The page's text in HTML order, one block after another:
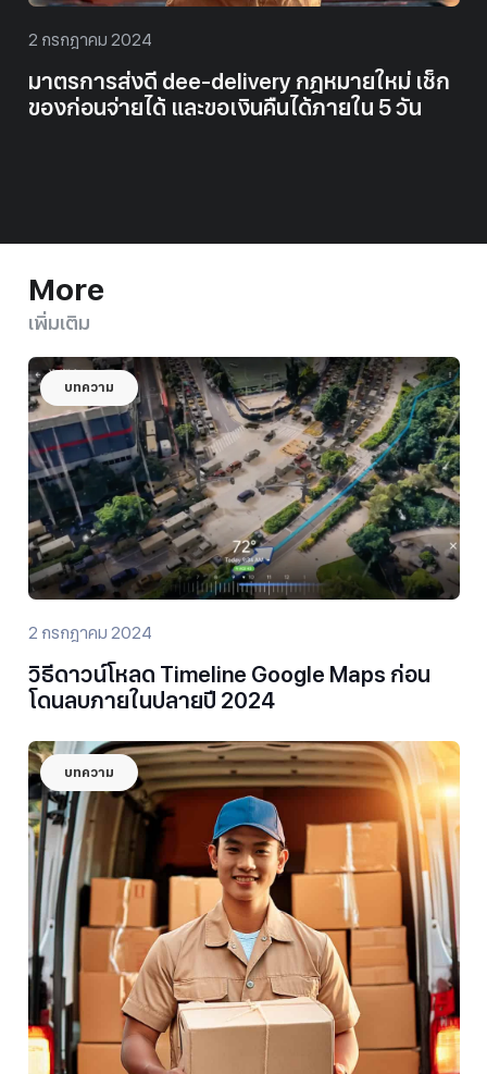
2 กรกฎาคม 2024
มาตรการส่งดี dee-delivery กฎหมายใหม่ เช็ก
ของก่อนจ่ายได้ และขอเงินคืนได้ภายใน 5 วัน
More
เพิ่มเติม
บทความ
2 กรกฎาคม 2024
วิธีดาวน์โหลด Timeline Google Maps ก่อน
โดนลบภายในปลายปี 2024
บทความ